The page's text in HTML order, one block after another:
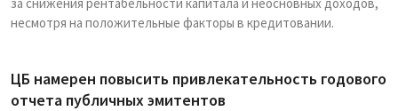
несмотря на положительные факторы в кредитовании.
ЦБ намерен повысить привлекательность годового
отчета публичных эмитентов